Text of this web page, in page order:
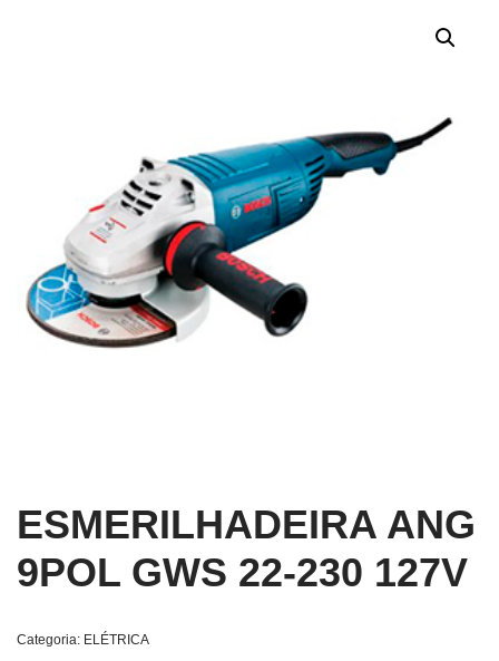
ESMERILHADEIRA ANG
9POL GWS 22-230 127V
Categoria: ELÉTRICA